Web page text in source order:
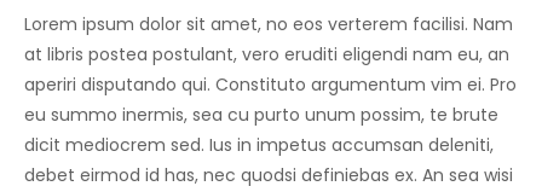
Lorem ipsum dolor sit amet, no eos verterem facilisi. Nam
at libris postea postulant, vero eruditi eligendi nam eu, an
aperiri disputando qui. Constituto argumentum vim ei. Pro
eu summo inermis, sea cu purto unum possim, te brute
dicit mediocrem sed. Ius in impetus accumsan deleniti,
debet eirmod id has, nec quodsi definiebas ex. An sea wisi